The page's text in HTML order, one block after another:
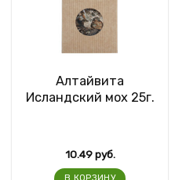
Алтайвита
Исландский мох 25г.
10.49руб.
В КОРЗИНУ